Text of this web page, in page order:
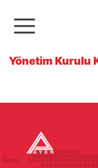
Ayen
Yönetim Kurulu